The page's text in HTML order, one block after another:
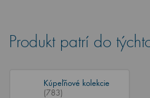
Produkt patrí do
Kúpeľňové kolekcie
(783)